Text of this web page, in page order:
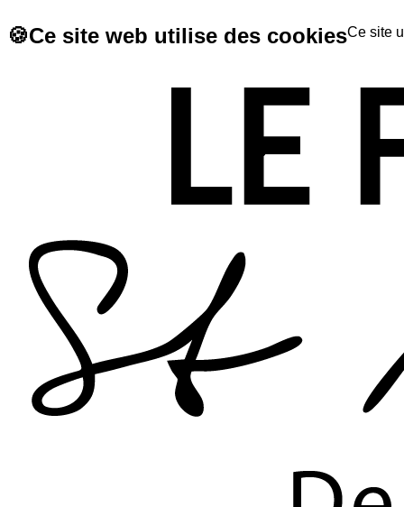
🍪Ce site web utilise des cookiesCe site